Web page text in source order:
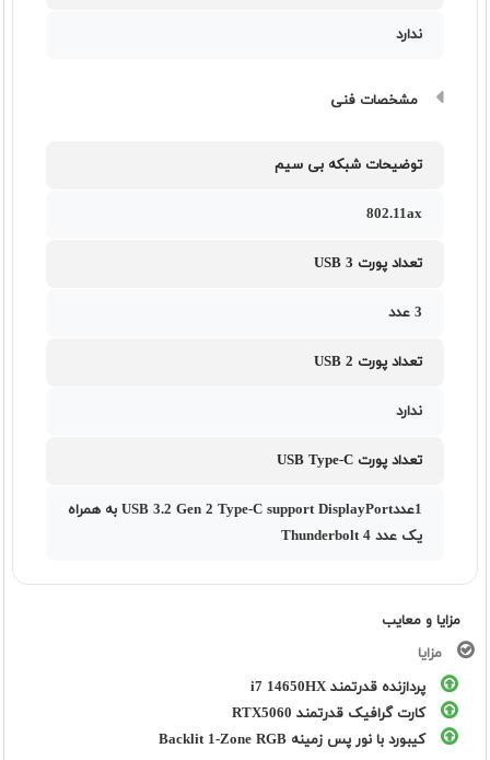
ندارد
مشخصات فنی
توضیحات شبکه بی سیم
802.11ax
تعداد پورت USB 3
3 عدد
تعداد پورت USB 2
ندارد
تعداد پورت USB Type-C
1عددUSB 3.2 Gen 2 Type-C support DisplayPort به همراه
یک عدد Thunderbolt 4
مزایا و معایب
مزایا
پردازنده قدرتمند i7 14650HX
کارت گرافیک قدرتمند RTX5060
کیبورد با نور پس زمینه Backlit 1-Zone RGB